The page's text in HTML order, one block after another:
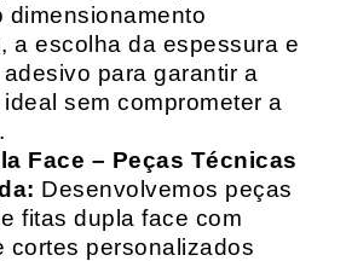
dimensionamento
a escolha da espessura e
para garantir a
sem comprometer a
Face – Peças Técnicas
Desenvolvemos peças
fitas dupla face com
cortes personalizados